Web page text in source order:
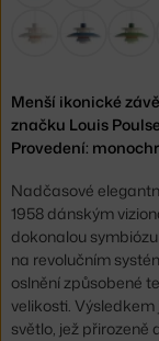
Menší ikonické
značku Louis
Provedení:
Nadčasové
1958 dánským
dokonalou
na revolučním
oslnění způsobené
velikosti.
světlo, jež přirozeně